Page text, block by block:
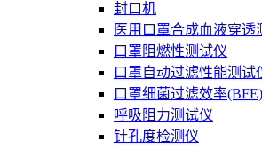
封口机
医用口罩合成血液穿透
口罩阻燃性测试仪
口罩自动过滤性能测试
口罩细菌过滤效率
呼吸阻力测试仪
针孔度检测仪